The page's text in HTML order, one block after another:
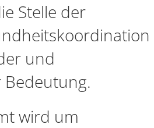
Stelle der
und
wird um